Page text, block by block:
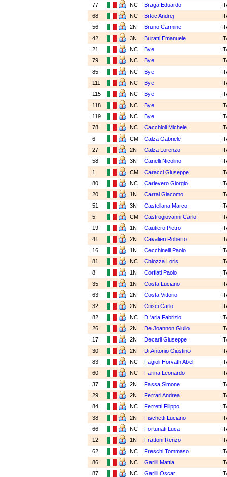
77
NC Braga Eduardo
68
NC Brkic Andrej
56
2N Bruno Carmine
42
3N Buratti Emanuele
21
NC Bye
79
NC Bye
85
NC Bye
111
NC Bye
115
NC Bye
118
NC Bye
119
NC Bye
78
NC Cacchioli Michele
6
CM Calza Gabriele
27
2N Calza Lorenzo
58
3N Canelli Nicolino
1
CM Caracci Giuseppe
80
NC Carlevero Giorgio
20
1N Carrai Giacomo
51
3N Castellana Marco
5
CM Castrogiovanni Carlo
19
1N Cautiero Pietro
41
2N Cavalieri Roberto
16
1N Cecchinelli Paolo
81
NC Chiozza Loris
8
1N Corfiati Paolo
35
1N Costa Luciano
63
2N Costa Vittorio
32
2N Crisci Carlo
82
NC D 'aria Fabrizio
26
2N De Joannon Giulio
17
2N Decarli Giuseppe
30
2N Di Antonio Giustino
83
NC Fagioli Horvath Abel
60
NC Farina Leonardo
37
2N Fassa Simone
29
2N Ferrari Andrea
84
NC Ferretti Filippo
38
2N Fischetti Luciano
66
NC Fortunati Luca
12
1N Frattoni Renzo
62
NC Freschi Tommaso
86
NC Garilli Mattia
87
NC Garilli Oscar